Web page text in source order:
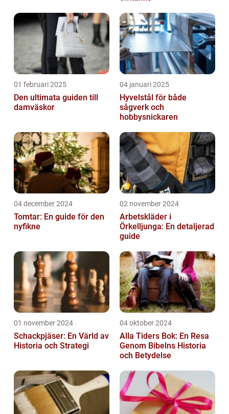
01 februari 2025
Den ultimata guiden till
damväskor
04 januari 2025
Hyvelstål för både
sågverk och
hobbysnickaren
04 december 2024
Tomtar: En guide för den
nyfikne
02 november 2024
Arbetskläder i
Örkelljunga: En detaljerad
guide
01 november 2024
Schackpjäser: En Värld av
Historia och Strategi
04 oktober 2024
Alla Tiders Bok: En Resa
Genom Bibelns Historia
och Betydelse